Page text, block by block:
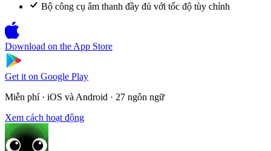
Bộ công cụ âm thanh đầy đủ với tốc độ tùy chỉnh
Download on the App Store
Get it on Google Play
Miễn phí · iOS và Android · 27 ngôn ngữ
Xem cách hoạt động